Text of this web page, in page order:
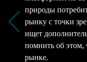
природы
рынку с точки
ищет
помнить об этом,
рынке.